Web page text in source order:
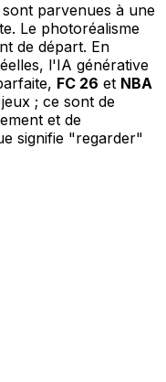
parvenues à une
Le photoréalisme
de départ. En
l'IA générative
FC 26 et NBA
; ce sont de
et de
signifie "regarder"